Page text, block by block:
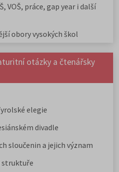
VOŠ, práce, gap year i další
obory vysokých škol
otázky a čtenářsky
elegie
divadle
sloučenin a jejich význam
struktuře